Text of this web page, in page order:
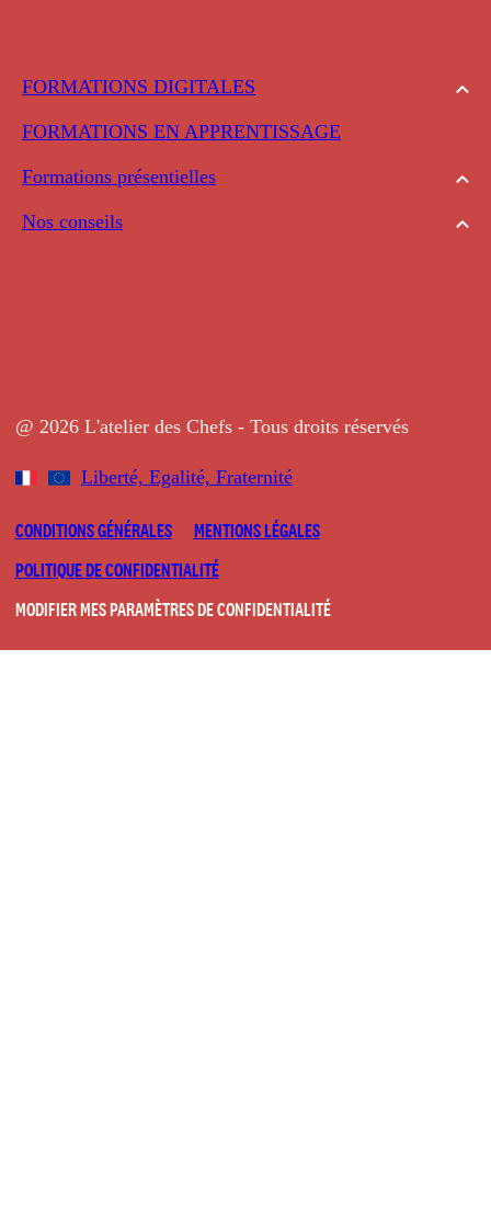
FORMATIONS DIGITALES
FORMATIONS EN APPRENTISSAGE
Formations présentielles
Nos conseils
@ 2026 L'atelier des Chefs - Tous droits réservés
Liberté, Egalité, Fraternité
CONDITIONS GÉNÉRALES
MENTIONS LÉGALES
POLITIQUE DE CONFIDENTIALITÉ
MODIFIER MES PARAMÈTRES DE CONFIDENTIALITÉ